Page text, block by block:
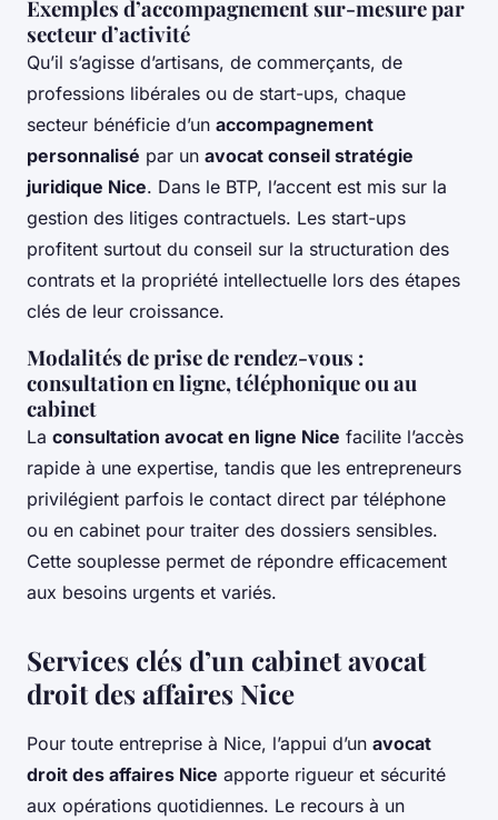
Exemples d’accompagnement sur-mesure par
secteur d’activité
Qu’il s’agisse d’artisans, de commerçants, de
professions libérales ou de start-ups, chaque
secteur bénéficie d’un accompagnement
personnalisé par un avocat conseil stratégie
juridique Nice. Dans le BTP, l’accent est mis sur la
gestion des litiges contractuels. Les start-ups
profitent surtout du conseil sur la structuration des
contrats et la propriété intellectuelle lors des étapes
clés de leur croissance.
Modalités de prise de rendez-vous :
consultation en ligne, téléphonique ou au
cabinet
La consultation avocat en ligne Nice facilite l’accès
rapide à une expertise, tandis que les entrepreneurs
privilégient parfois le contact direct par téléphone
ou en cabinet pour traiter des dossiers sensibles.
Cette souplesse permet de répondre efficacement
aux besoins urgents et variés.
Services clés d’un cabinet avocat
droit des affaires Nice
Pour toute entreprise à Nice, l’appui d’un avocat
droit des affaires Nice apporte rigueur et sécurité
aux opérations quotidiennes. Le recours à un